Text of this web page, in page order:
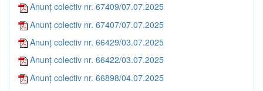
Anunț colectiv nr. 67409/07.07.2025
Anunț colectiv nr. 67407/07.07.2025
Anunț colectiv nr. 66429/03.07.2025
Anunț colectiv nr. 66422/03.07.2025
Anunț colectiv nr. 66898/04.07.2025